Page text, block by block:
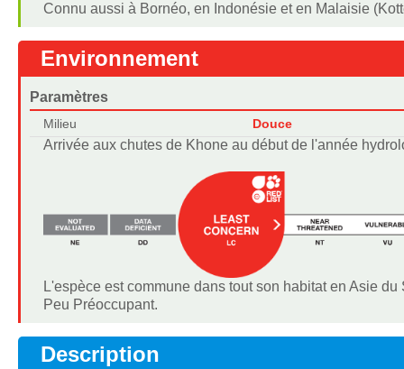
Connu aussi à Bornéo, en Indonésie et en Malaisie
Environnement
Paramètres
Milieu Douce
Arrivée aux chutes de Khone au début de l'année
L'espèce est commune dans tout son habitat en Asie
Peu Préoccupant.
Description